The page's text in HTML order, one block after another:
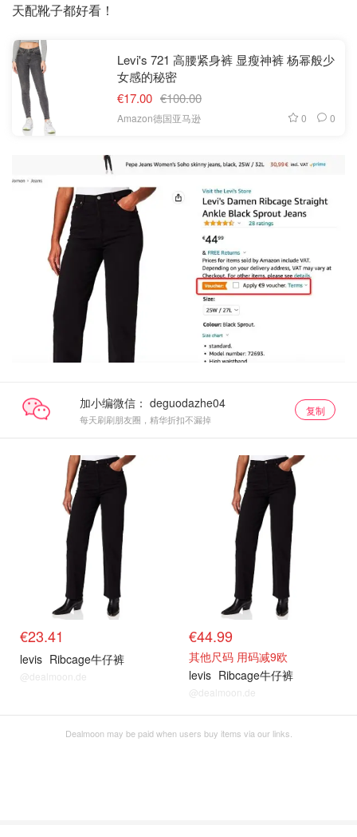
天配靴子都好看！
Levi's 721 高腰紧身裤 显瘦神裤 杨幂般少
女感的秘密
€17.00 €100.00
Amazon德国亚马逊 0 0
加小编微信：
每天刷刷朋友圈，精华折扣不漏掉
复制
€23.41
levis Ribcage牛仔裤
@dealmoon.de
€44.99
其他尺码 用码减9欧
levis Ribcage牛仔裤
@dealmoon.de
Dealmoon may be paid when users buy items via our links.